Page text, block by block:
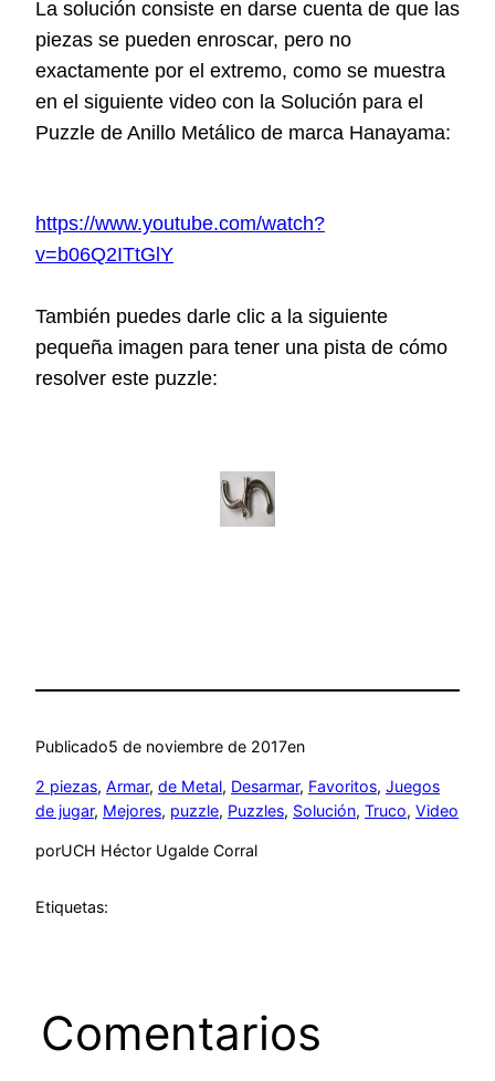
La solución consiste en darse cuenta de que las
piezas se pueden enroscar, pero no
exactamente por el extremo, como se muestra
en el siguiente video con la Solución para el
Puzzle de Anillo Metálico de marca Hanayama:
https://www.youtube.com/watch?
v=b06Q2ITtGlY
También puedes darle clic a la siguiente
pequeña imagen para tener una pista de cómo
resolver este puzzle:
Publicado5 de noviembre de 2017en
2 piezas, Armar, de Metal, Desarmar, Favoritos, Juegos
de jugar, Mejores, puzzle, Puzzles, Solución, Truco, Video
porUCH Héctor Ugalde Corral
Etiquetas:
Comentarios